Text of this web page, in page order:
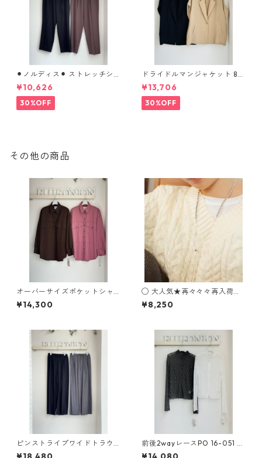
⚫︎ノルディス⚫︎ ストレッチシ
フォンテーパードパンツ 8026
8310 dignitecollier
¥10,626
30%OFF
ドライドルマンジャケット 80
268317 dignitecollier
¥13,706
30%OFF
その他の商品
オーバーサイズポケットシャ
ツ 635942 PASSIONE
¥14,300
◯ 大人気★再々々々再入荷★
Multiuse Dot Necklace C4
1012090-3
¥8,250
ピンストライプワイドトラウ
ザー 96-022 ANANA
前後2wayレースPO 16-051 A
NANA